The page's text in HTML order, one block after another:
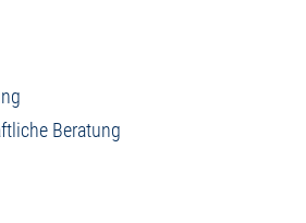
Beratung